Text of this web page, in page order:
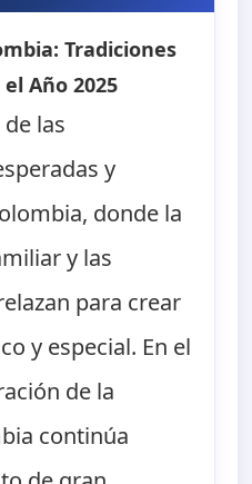
Tradiciones
Año 2025
las
y
donde la
y las
para crear
y especial. En el
de la
continúa